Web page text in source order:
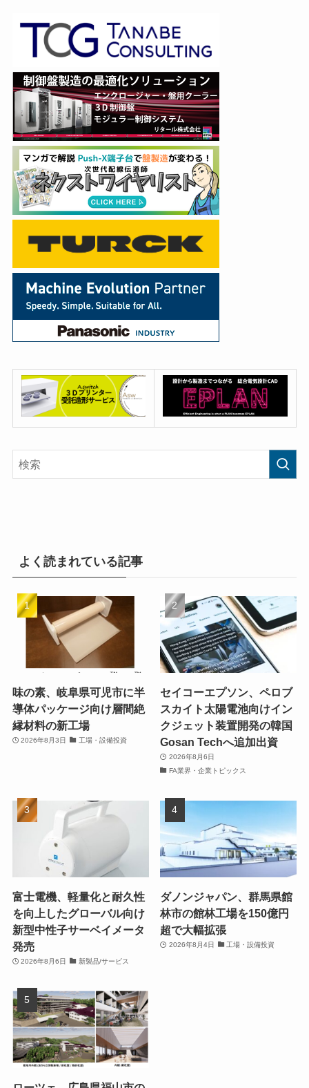
よく読まれている記事
味の素、岐阜県可児市に半
導体パッケージ向け層間絶
縁材料の新工場
2026年8月3日 工場・設備投資
セイコーエプソン、ペロブ
スカイト太陽電池向けイン
クジェット装置開発の韓国
Gosan Techへ追加出資
2026年8月6日
FA業界・企業トピックス
富士電機、軽量化と耐久性
を向上したグローバル向け
新型中性子サーベイメータ
発売
2026年8月6日 新製品/サービス
ダノンジャパン、群馬県館
林市の館林工場を150億円
超で大幅拡張
2026年8月4日 工場・設備投資